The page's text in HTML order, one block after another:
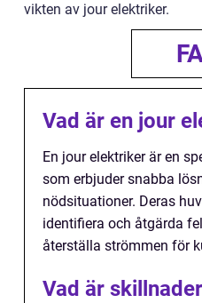
vikten av jour elektriker.
Vad är en jour
En jour elektriker är en
som erbjuder snabba
nödsituationer. Deras
identifiera och åtgärda
återställa strömmen för
Vad är